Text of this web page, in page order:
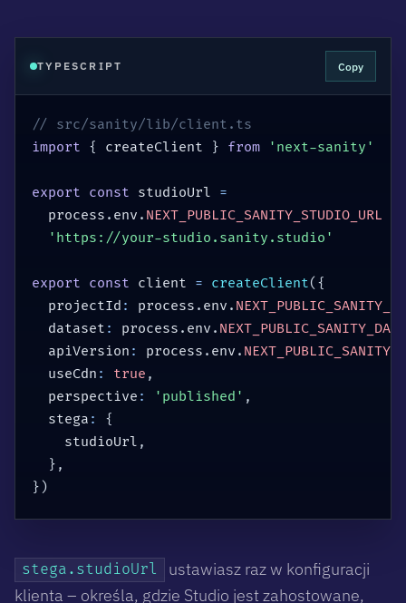
TYPESCRIPT Copy
// src/sanity/lib/client.ts
import { createClient } from 'next-sanity'
export const studioUrl =
  process
. env . NEXT_PUBLIC_SANITY_STUDIO_URL
'https://your-studio.sanity.studio'
export const client = createClient( {
  projectId
: process . env .
  dataset
: process . env .
  apiVersion
: process . env .
  useCdn
: true ,
  perspective
: 'published' ,
  stega
:
{
    studioUrl
,
} ,
} )
stega.studioUrl
ustawiasz raz w konfiguracji
klienta – określa, gdzie Studio jest zahostowane,